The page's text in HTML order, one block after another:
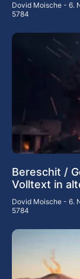
Dovid Moische
6.
5784
Bereschit /
Volltext in
Dovid Moische
6.
5784